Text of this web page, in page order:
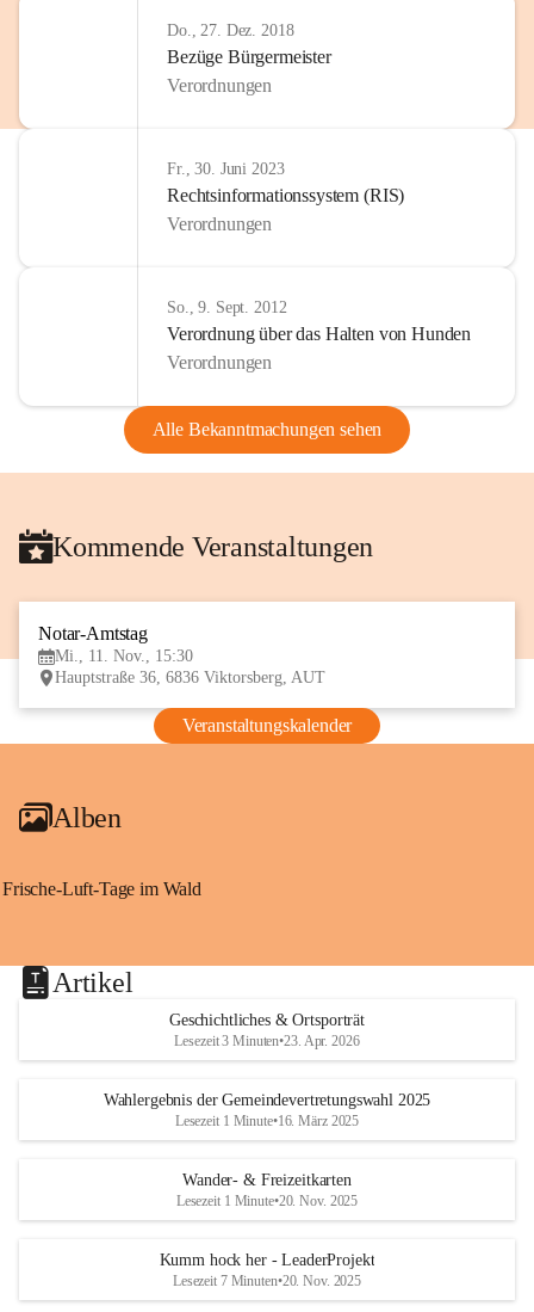
Do., 27. Dez. 2018
Bezüge Bürgermeister
Verordnungen
Fr., 30. Juni 2023
Rechtsinformationssystem (RIS)
Verordnungen
So., 9. Sept. 2012
Verordnung über das Halten von Hunden
Verordnungen
Alle Bekanntmachungen sehen
Kommende Veranstaltungen
Notar-Amtstag
Mi., 11. Nov., 15:30
Hauptstraße 36, 6836 Viktorsberg, AUT
Veranstaltungskalender
Alben
Frische-Luft-Tage im Wald
Artikel
Geschichtliches & Ortsporträt
Lesezeit 3 Minuten•23. Apr. 2026
Wahlergebnis der Gemeindevertretungswahl 2025
Lesezeit 1 Minute•16. März 2025
Wander- & Freizeitkarten
Lesezeit 1 Minute•20. Nov. 2025
Kumm hock her - LeaderProjekt
Lesezeit 7 Minuten•20. Nov. 2025